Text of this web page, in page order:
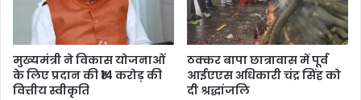
मुख्यमंत्री ने विकास योजनाओं
के लिए प्रदान की ₹14 करोड़ की
वित्तीय स्वीकृति
ठक्कर बापा छात्रावास में पूर्व
आईएएस अधिकारी चंद्र सिंह को
दी श्रद्धांजलि